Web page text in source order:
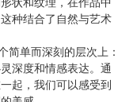
种结合了自然与艺术
简单而深刻的层次上：
深度和情感表达。通
起，我们可以感受到